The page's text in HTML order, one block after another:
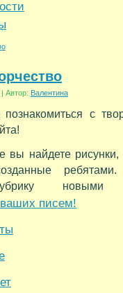
| Автор: Валентина
с
вы найдете рисунки,
новыми
писем!